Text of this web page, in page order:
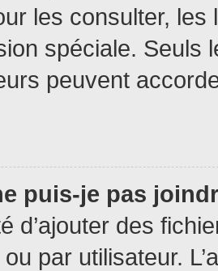
les consulter,
spéciale. Seuls
peuvent
puis-je pas
d’ajouter des
par utilisateur.